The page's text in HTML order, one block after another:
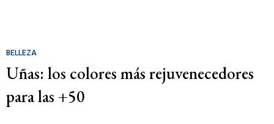
BELLEZA
Uñas: los colores más rejuvenecedores
para las +50